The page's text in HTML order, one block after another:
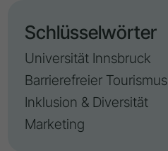
Schlüsselwörter
Universität Innsbruck
Barrierefreier Tourismus
Inklusion & Diversität
Marketing